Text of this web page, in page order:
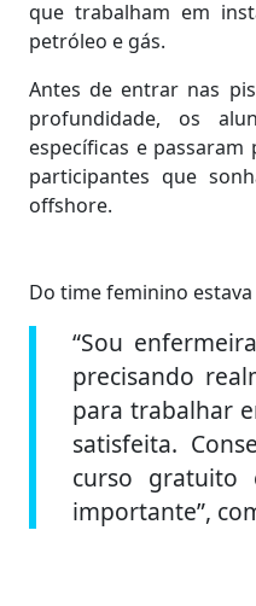
que trabalham em
petróleo e gás.
Antes de entrar nas
profundidade, os
específicas e
participantes que
offshore.
Do time feminino estava
“Sou
precisando
para trabalhar
satisfeita.
curso gratuito
importante”,